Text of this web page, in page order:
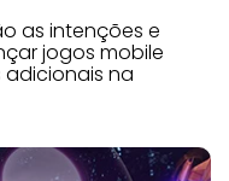
as intenções e
jogos mobile
na